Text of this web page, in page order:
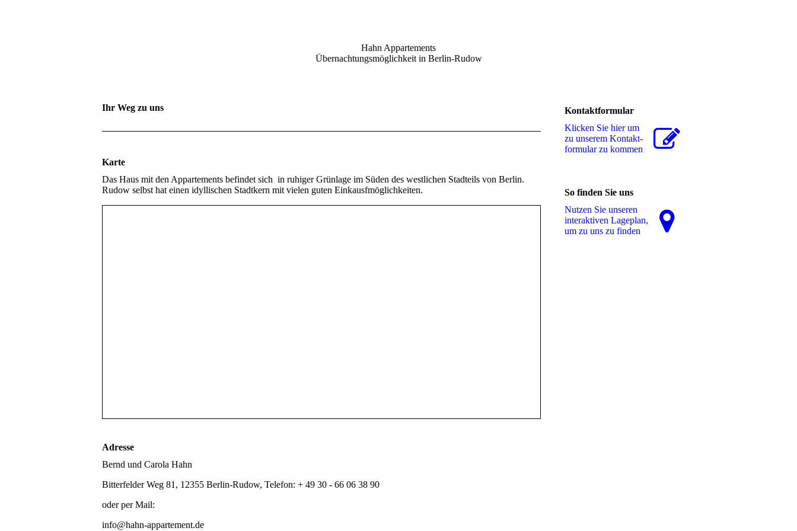
Hahn Appartements
Übernachtungsmöglichkeit in Berlin-Rudow
Ihr Weg zu uns
Karte
Das Haus mit den Appartements befindet sich in ruhiger Grünlage im Süden des westlichen Stadteils von Berlin.
Rudow selbst hat einen idyllischen Stadtkern mit vielen guten Einkausfmöglichkeiten.
Adresse
Bernd und Carola Hahn
Bitterfelder Weg 81, 12355 Berlin-Rudow, Telefon: + 49 30 - 66 06 38 90
oder per Mail:
info@hahn-appartement.de
Kontaktformular
Klicken Sie hier um
zu unserem Kon­takt­
for­mu­lar zu kommen
So finden Sie uns
Nutzen Sie unseren
interaktiven La­ge­plan,
um zu uns zu finden